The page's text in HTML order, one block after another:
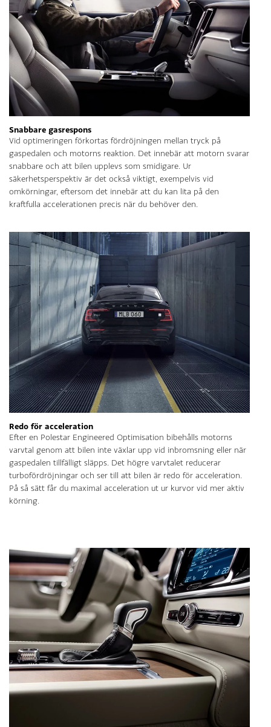
Snabbare gasrespons
Vid optimeringen förkortas fördröjningen mellan tryck på
gaspedalen och motorns reaktion. Det innebär att motorn svarar
snabbare och att bilen upplevs som smidigare. Ur
säkerhetsperspektiv är det också viktigt, exempelvis vid
omkörningar, eftersom det innebär att du kan lita på den
kraftfulla accelerationen precis när du behöver den.
Redo för acceleration
Efter en Polestar Engineered Optimisation bibehålls motorns
varvtal genom att bilen inte växlar upp vid inbromsning eller när
gaspedalen tillfälligt släpps. Det högre varvtalet reducerar
turbofördröjningar och ser till att bilen är redo för acceleration.
På så sätt får du maximal acceleration ut ur kurvor vid mer aktiv
körning.